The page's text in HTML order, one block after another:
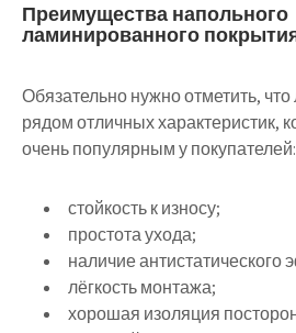
Преимущества напольного
ламинированного
Обязательно нужно отметить,
рядом отличных характеристик,
очень популярным у покупателей:
стойкость к износу;
простота ухода;
наличие антистатического
лёгкость монтажа;
хорошая изоляция